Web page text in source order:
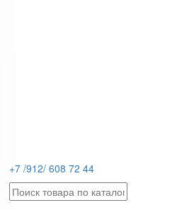
+7 /912/ 608 72 44